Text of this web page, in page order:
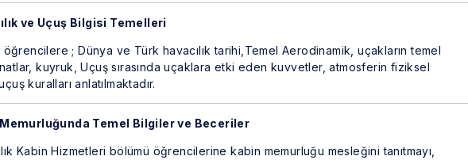
ve Uçuş Bilgisi Temelleri
öğrencilere ; Dünya ve Türk havacılık tarihi,Temel Aerodinamik, uçakların temel
kuyruk, Uçuş sırasında uçaklara etki eden kuvvetler, atmosferin fiziksel
kuralları anlatılmaktadır.
Temel Bilgiler ve Beceriler
Kabin Hizmetleri bölümü öğrencilerine kabin memurluğu mesleğini tanıtmayı,